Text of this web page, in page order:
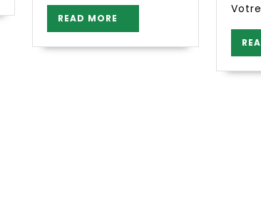
READ MORE
MORE